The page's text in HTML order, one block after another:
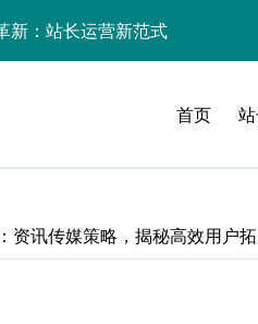
新：站长运营新范式
新：技术视角下的资讯新洞察
数据库配置与优化
稳定运行数据库全攻略
首页
资讯传媒策略，揭秘高效用户